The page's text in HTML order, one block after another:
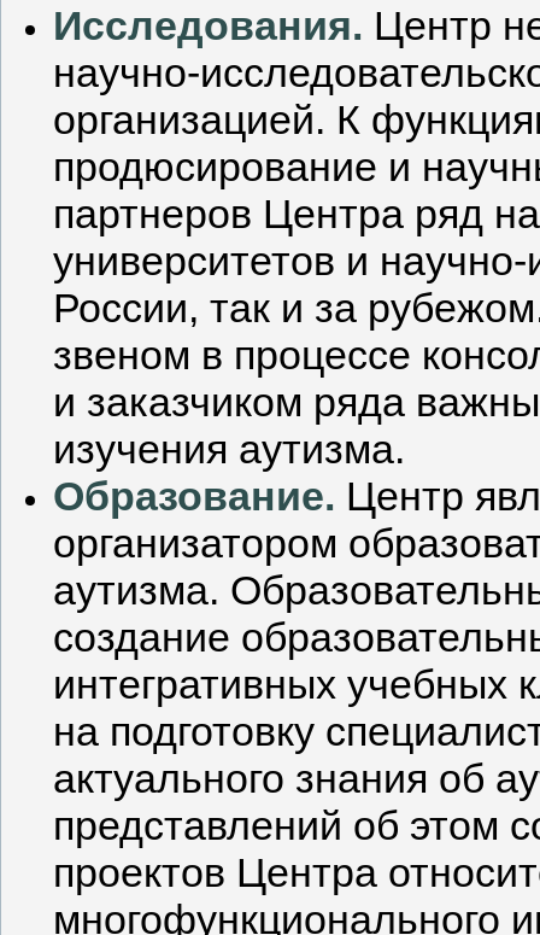
Исследования. Центр
научно-
организацией. К
продюсирование и
партнеров Центра ряд
университетов и
России, так и за
звеном в процессе
и заказчиком ряда
изучения аутизма.
Образование. Центр
организатором
аутизма.
создание
интегративных учебных
на подготовку
актуального знания об
представлений об этом
проектов Центра
многофункционального